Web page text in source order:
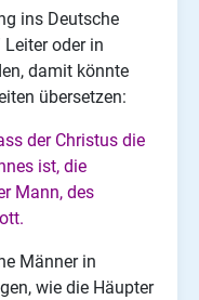
ins Deutsche
oder in
damit könnte
übersetzen:
der Christus die
ist, die
Mann, des
Männer in
wie die Häupter